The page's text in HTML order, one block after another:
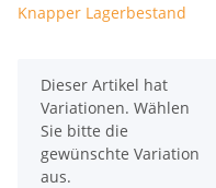
Knapper Lagerbestand
x
Dieser Artikel hat
Variationen. Wählen
Sie bitte die
gewünschte Variation
aus.